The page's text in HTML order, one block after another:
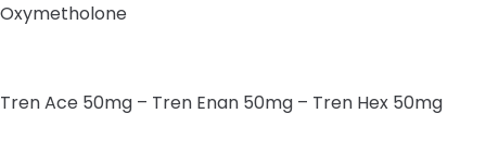
Oxymetholone
Tren Ace 50mg – Tren Enan 50mg – Tren Hex 50mg